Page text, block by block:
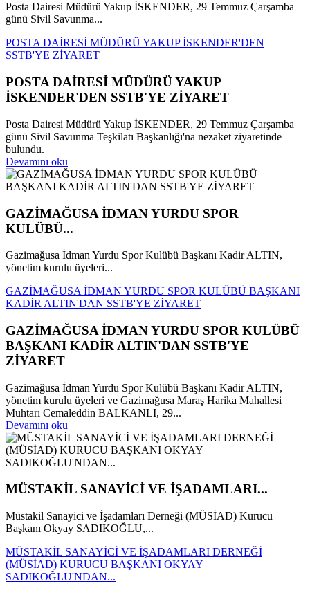
Posta Dairesi Müdürü Yakup İSKENDER, 29 Temmuz Çarşamba
günü Sivil Savunma...
POSTA DAİRESİ MÜDÜRÜ YAKUP İSKENDER'DEN
SSTB'YE ZİYARET
POSTA DAİRESİ MÜDÜRÜ YAKUP
İSKENDER'DEN SSTB'YE ZİYARET
Posta Dairesi Müdürü Yakup İSKENDER, 29 Temmuz Çarşamba
günü Sivil Savunma Teşkilatı Başkanlığı'na nezaket ziyaretinde
bulundu.
Devamını oku
GAZİMAĞUSA İDMAN YURDU SPOR
KULÜBÜ...
Gazimağusa İdman Yurdu Spor Kulübü Başkanı Kadir ALTIN,
yönetim kurulu üyeleri...
GAZİMAĞUSA İDMAN YURDU SPOR KULÜBÜ BAŞKANI
KADİR ALTIN'DAN SSTB'YE ZİYARET
GAZİMAĞUSA İDMAN YURDU SPOR KULÜBÜ
BAŞKANI KADİR ALTIN'DAN SSTB'YE
ZİYARET
Gazimağusa İdman Yurdu Spor Kulübü Başkanı Kadir ALTIN,
yönetim kurulu üyeleri ve Gazimağusa Maraş Harika Mahallesi
Muhtarı Cemaleddin BALKANLI, 29...
Devamını oku
MÜSTAKİL SANAYİCİ VE İŞADAMLARI...
Müstakil Sanayici ve İşadamları Derneği (MÜSİAD) Kurucu
Başkanı Okyay SADIKOĞLU,...
MÜSTAKİL SANAYİCİ VE İŞADAMLARI DERNEĞİ
(MÜSİAD) KURUCU BAŞKANI OKYAY
SADIKOĞLU'NDAN...